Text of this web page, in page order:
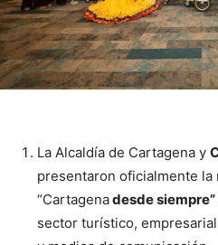
La Alcaldía de Cartagena y
presentaron oficialmente la
“Cartagenadesde siempre”
sector turístico,